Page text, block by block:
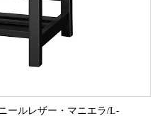
ールレザー・マニエラ/L-